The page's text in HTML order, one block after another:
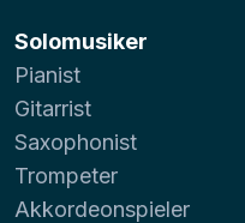
Solomusiker
Pianist
Gitarrist
Saxophonist
Trompeter
Akkordeonspieler